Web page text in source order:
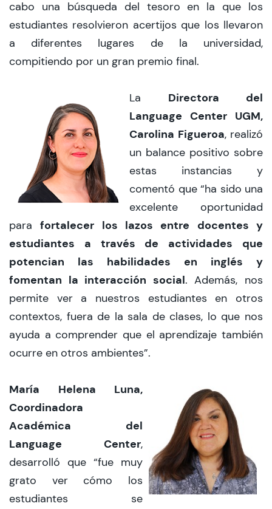
cabo una búsqueda del tesoro en la que los
estudiantes resolvieron acertijos que los llevaron
a diferentes lugares de la universidad,
compitiendo por un gran premio final.
La Directora del
Language Center UGM,
Carolina Figueroa, realizó
un balance positivo sobre
estas instancias y
comentó que “ha sido una
excelente oportunidad
parafortalecer los lazos entre docentes y
estudiantes a través de actividades que
potencian las habilidades en inglés y
fomentan la interacción social. Además, nos
permite ver a nuestros estudiantes en otros
contextos, fuera de la sala de clases, lo que nos
ayuda a comprender que el aprendizaje también
ocurre en otros ambientes”.
María Helena Luna,
Coordinadora
Académica del
Language Center,
desarrolló que “fue muy
grato ver cómo los
estudiantes se